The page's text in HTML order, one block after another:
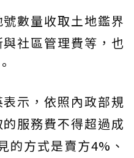
數量收取土地鑑界
社區管理費等，也
示，依照內政部規
服務費不得超過成
的方式是賣方4%、